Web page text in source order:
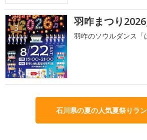
3 羽咋まつり
羽咋のソウルダンス「
石川県の夏の人気夏祭りラ